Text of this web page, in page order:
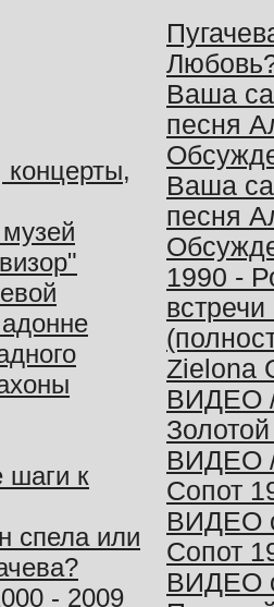
шаги к
спела или
- 2009
Ваша
песня
Ваша
песня
1990 -
Zielona
ВИДЕО
ВИДЕО
Сопот
ВИДЕО
Сопот
ВИДЕО